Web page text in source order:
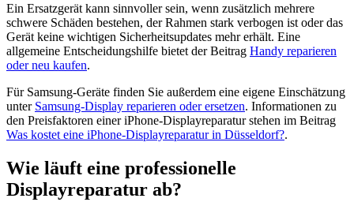
Ein Ersatzgerät kann sinnvoller sein, wenn zusätzlich mehrere
schwere Schäden bestehen, der Rahmen stark verbogen ist oder das
Gerät keine wichtigen Sicherheitsupdates mehr erhält. Eine
allgemeine Entscheidungshilfe bietet der Beitrag Handy reparieren
oder neu kaufen.
Für Samsung-Geräte finden Sie außerdem eine eigene Einschätzung
unter Samsung-Display reparieren oder ersetzen. Informationen zu
den Preisfaktoren einer iPhone-Displayreparatur stehen im Beitrag
Was kostet eine iPhone-Displayreparatur in Düsseldorf?.
Wie läuft eine professionelle
Displayreparatur ab?